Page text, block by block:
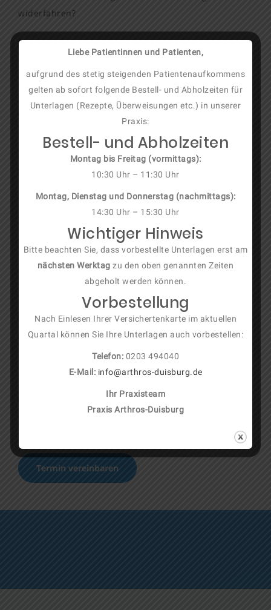
widerfahren?
Wir bei Arthros Duisburg verstehen uns als eine
unsere Patientinnen und Patienten wie auch unser
gesamtes Team wohlfühlen können und geschätzt
Individuelle Untersuchung und Beratung,
gegenseitige Wertschätzung und vor allem Empathie
ermöglichen somit eine zielgerichtete und
erfolgreiche Behandlung.
Ob jung oder alt, ob Unfall oder Verschleiß, ob akut
oder chronisch: durch unsere langjährige Expertise
auf dem Gebiet der Orthopädie und Chirurgie
flankiert von der engen Anbindung an die Klinik
bietet Ihnen Arthros Duisburg nicht nur ein
vollumfängliches Behandlungsspektrum an, sondern
verfügt auch weiterhin über die modernsten
medizinischen Errungenschaften, von denen Sie
unmittelbar profitieren können.
Vereinbaren Sie noch heute einen Termin und lassen
Termin vereinbaren
Liebe Patientinnen und Patienten,
aufgrund des stetig steigenden Patientenaufkommens
gelten ab sofort folgende Bestell- und Abholzeiten für
Unterlagen (Rezepte, Überweisungen etc.) in unserer
Praxis:
Bestell- und Abholzeiten
Montag bis Freitag (vormittags):
10:30 Uhr – 11:30 Uhr
Montag, Dienstag und Donnerstag (nachmittags):
14:30 Uhr – 15:30 Uhr
Wichtiger Hinweis
Bitte beachten Sie, dass vorbestellte Unterlagen erst am
nächsten Werktag zu den oben genannten Zeiten
abgeholt werden können.
Vorbestellung
Nach Einlesen Ihrer Versichertenkarte im aktuellen
Quartal können Sie Ihre Unterlagen auch vorbestellen:
Telefon: 0203 494040
E-Mail: info@arthros-duisburg.de
Ihr Praxisteam
Praxis Arthros-Duisburg